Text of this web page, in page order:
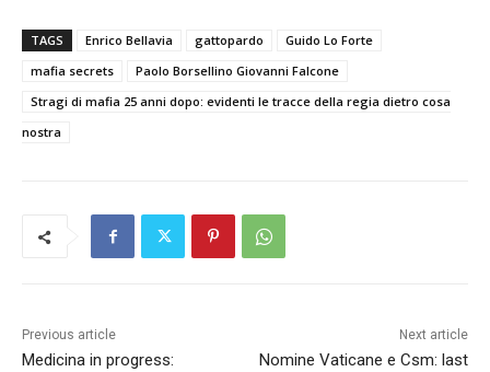
TAGS Enrico Bellavia gattopardo
Guido Lo Forte
mafia secrets
Paolo Borsellino Giovanni Falcone
Stragi di mafia 25 anni dopo: evidenti le tracce della regia dietro cosa
nostra
Previous article
Medicina in progress:
Next article
Nomine Vaticane e Csm: last